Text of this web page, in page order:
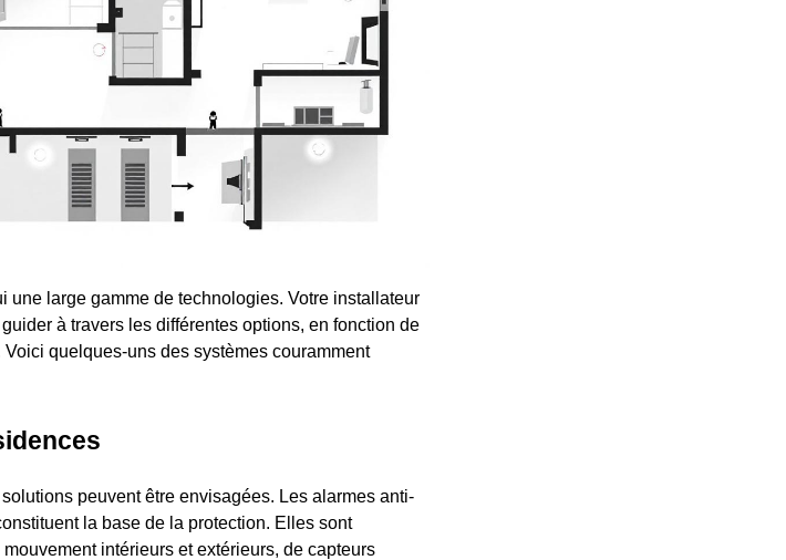
une large gamme de technologies. Votre installateur
à travers les différentes options, en fonction de
quelques-uns des systèmes couramment
peuvent être envisagées. Les alarmes anti-
la base de la protection. Elles sont
intérieurs et extérieurs, de capteurs